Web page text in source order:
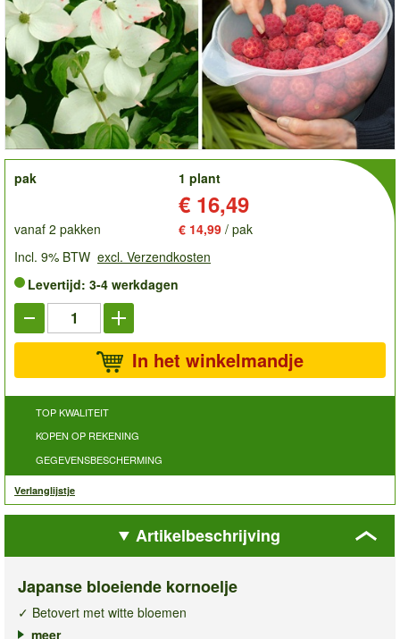
order
pak
1 plant
€ 16,49
vanaf 2 pakken € 14,99 / pak
Incl. 9% BTW excl. Verzendkosten
Levertijd: 3-4 werkdagen
In het winkelmandje
TOP KWALITEIT
KOPEN OP REKENING
GEGEVENSBESCHERMING
Verlanglijstje
Artikelbeschrijving
Japanse bloeiende kornoelje
✓ Betovert met witte bloemen
✓ Opvallende, framboosachtige vruchten
meer